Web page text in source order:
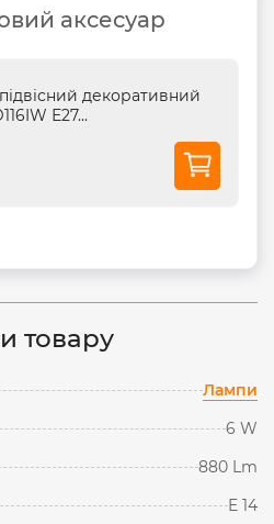
аксесуар
декоративний
Е27...
товару
Лампи
6 W
880 Lm
E 14